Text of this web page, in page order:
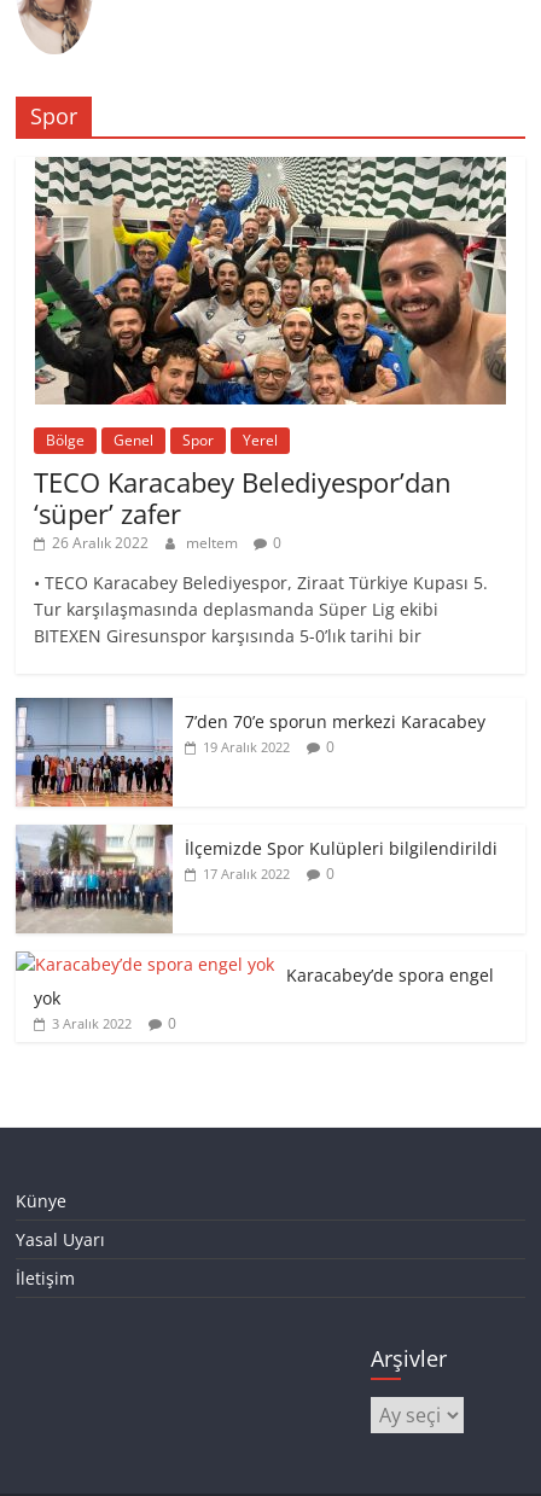
Spor
Bölge Genel Spor Yerel
TECO Karacabey Belediyespor’dan
‘süper’ zafer
26 Aralık 2022 meltem 0
• TECO Karacabey Belediyespor, Ziraat Türkiye Kupası 5.
Tur karşılaşmasında deplasmanda Süper Lig ekibi
BITEXEN Giresunspor karşısında 5-0’lık tarihi bir
7’den 70’e sporun merkezi Karacabey
19 Aralık 2022 0
İlçemizde Spor Kulüpleri bilgilendirildi
17 Aralık 2022 0
Karacabey’de spora engel
yok
3 Aralık 2022 0
Künye
Yasal Uyarı
İletişim
Arşivler
Arşivler